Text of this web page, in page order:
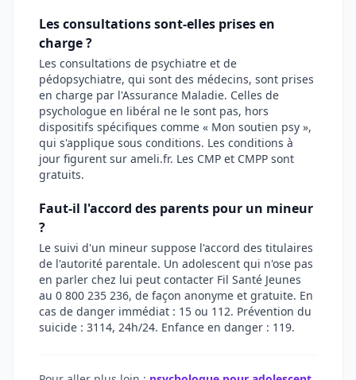
Les consultations sont-elles prises en
charge ?
Les consultations de psychiatre et de
pédopsychiatre, qui sont des médecins, sont prises
en charge par l'Assurance Maladie. Celles de
psychologue en libéral ne le sont pas, hors
dispositifs spécifiques comme « Mon soutien psy »,
qui s'applique sous conditions. Les conditions à
jour figurent sur ameli.fr. Les CMP et CMPP sont
gratuits.
Faut-il l'accord des parents pour un mineur
?
Le suivi d'un mineur suppose l'accord des titulaires
de l'autorité parentale. Un adolescent qui n'ose pas
en parler chez lui peut contacter Fil Santé Jeunes
au 0 800 235 236, de façon anonyme et gratuite. En
cas de danger immédiat : 15 ou 112. Prévention du
suicide : 3114, 24h/24. Enfance en danger : 119.